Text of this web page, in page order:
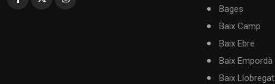
Bages
Baix Camp
Baix Ebre
Baix Empordà
Baix Llobregat